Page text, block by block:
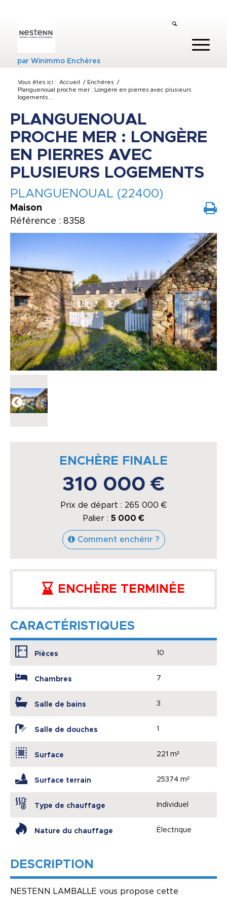
parWinimmo Enchères
Vous êtes ici : Accueil / Enchères
/
Planguenoual proche mer : Longère en pierres avec plusieurs
logements...
PLANGUENOUAL
PROCHE MER : LONGÈRE
EN PIERRES AVEC
PLUSIEURS LOGEMENTS
PLANGUENOUAL (22400)
Maison
Référence : 8358
ENCHÈRE FINALE
310 000 €
Prix de départ : 265 000 €
Palier : 5 000 €
Comment enchérir ?
ENCHÈRE TERMINÉE
CARACTÉRISTIQUES
Pièces 10
Chambres 7
Salle de bains 3
Salle de douches 1
Surface 221 m²
Surface terrain 25374 m²
Type de chauffage Individuel
Nature du chauffage Électrique
DESCRIPTION
NESTENN LAMBALLE vous propose cette